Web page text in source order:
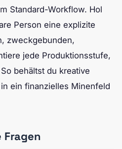
Standard-Workflow. Hol
Person eine explizite
zweckgebunden,
jede Produktionsstufe,
behältst du kreative
ein finanzielles Minenfeld
Fragen